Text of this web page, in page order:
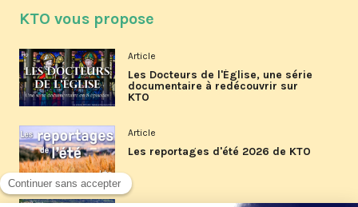
KTO vous propose
Article
Les Docteurs de l'Église, une série
documentaire à redécouvrir sur
KTO
Article
Les reportages d'été 2026 de KTO